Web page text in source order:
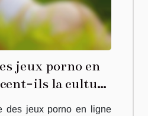
jeux porno en
ils la culture
?
des jeux porno en ligne